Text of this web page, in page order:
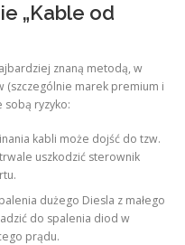
„Kable od
znaną metodą, w
(szczególnie marek premium i
sobą ryzyko:
kabli może dojść do tzw.
uszkodzić sterownik
dużego Diesla z małego
do spalenia diod w
prądu.